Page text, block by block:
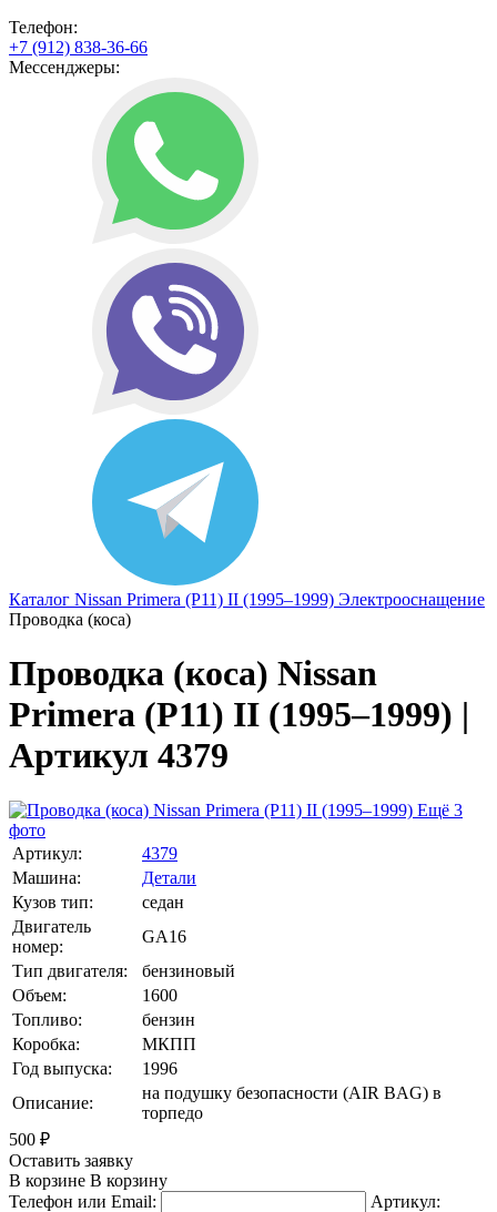
Телефон:
+7 (912) 838-36-66
Мессенджеры:
Каталог Nissan Primera (P11) II (1995–1999) Электрооснащение
Проводка (коса)
Проводка (коса) Nissan
Primera (P11) II (1995–1999) |
Артикул 4379
Ещё 3
фото
Артикул:
4379
Машина:
Детали
Кузов тип:
седан
Двигатель
номер:
GA16
Тип двигателя:
бензиновый
Объем:
1600
Топливо:
бензин
Коробка:
МКПП
Год выпуска:
1996
Описание:
на подушку безопасности (AIR BAG) в
торпедо
500 ₽
Оставить заявку
В корзине В корзину
Телефон или Email:
Артикул: